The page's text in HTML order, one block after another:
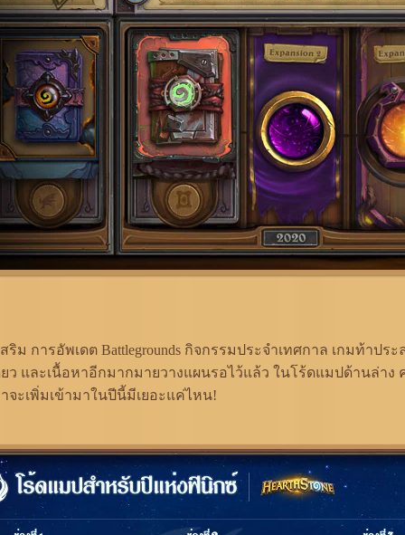
ริม การอัพเดต Battlegrounds กิจกรรมประจำเทศกาล เกมท้าปร
ว และเนื้อหาอีกมากมายวางแผนรอไว้แล้ว ในโร้ดแมปด้านล่าง
จะเพิ่มเข้ามาในปีนี้มีเยอะแค่ไหน!